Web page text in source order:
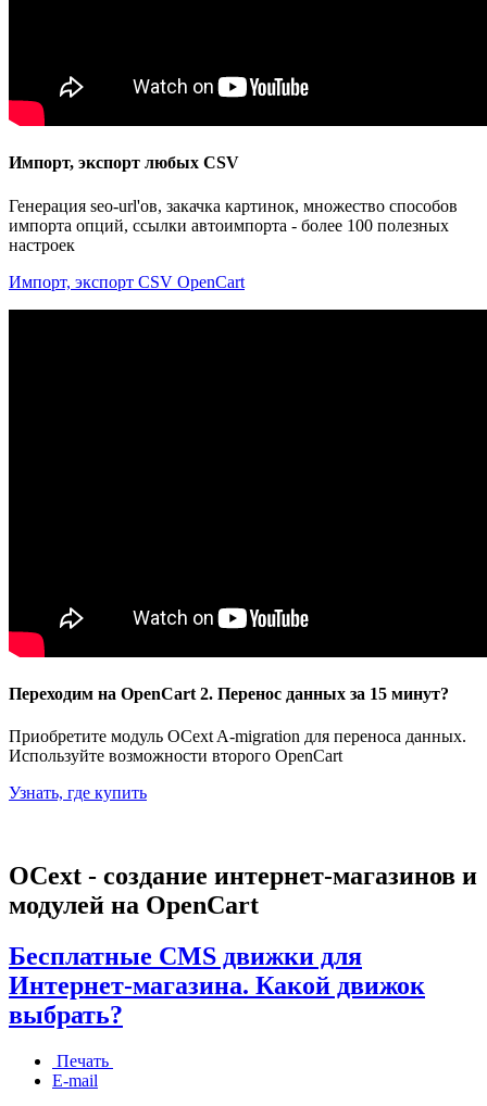
Импорт, экспорт любых CSV
Генерация seo-url'ов, закачка картинок, множество способов
импорта опций, ссылки автоимпорта - более 100 полезных
настроек
Импорт, экспорт CSV OpenCart
Переходим на OpenCart 2. Перенос данных за 15 минут?
Приобретите модуль OCext A-migration для переноса данных.
Используйте возможности второго OpenCart
Узнать, где купить
OCext - создание интернет-магазинов и
модулей на OpenCart
Бесплатные CMS движки для
Интернет-магазина. Какой движок
выбрать?
Печать
E-mail